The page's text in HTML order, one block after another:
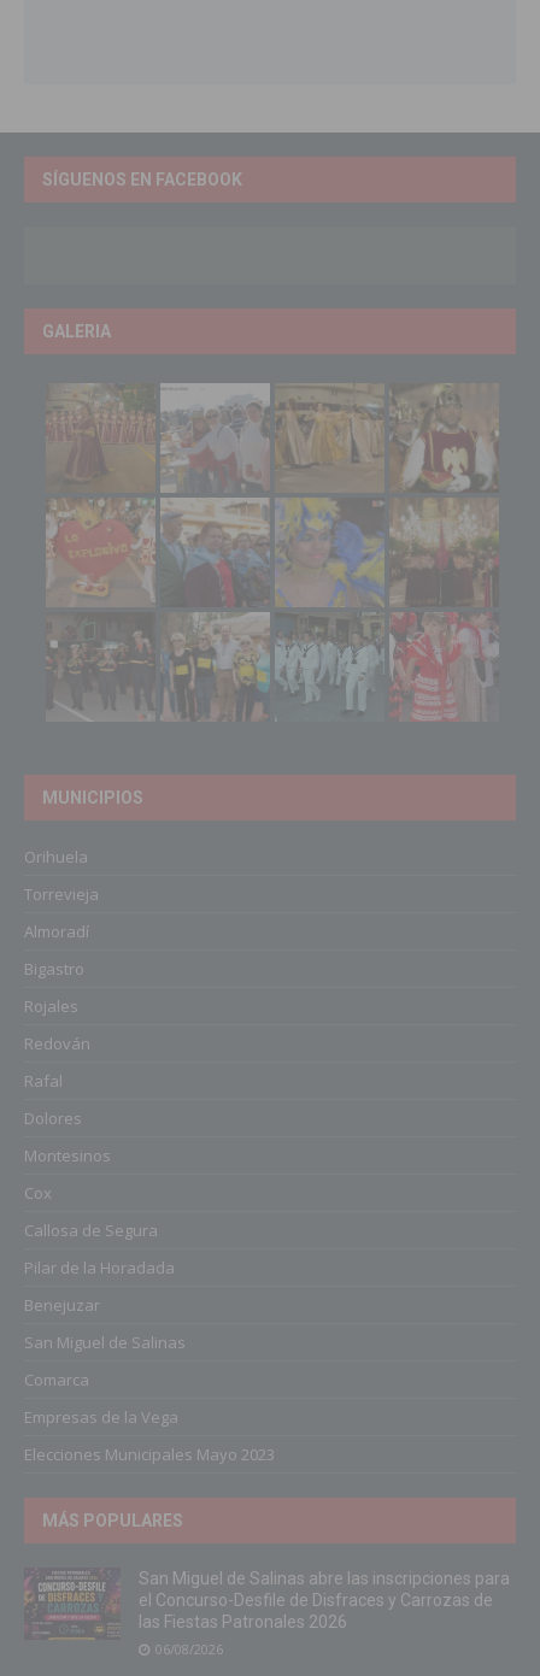
SÍGUENOS EN FACEBOOK
GALERIA
MUNICIPIOS
Orihuela
Torrevieja
Almoradí
Bigastro
Rojales
Redován
Rafal
Dolores
Montesinos
Cox
Callosa de Segura
Pilar de la Horadada
Benejuzar
San Miguel de Salinas
Comarca
Empresas de la Vega
Elecciones Municipales Mayo 2023
MÁS POPULARES
San Miguel de Salinas abre las inscripciones para
el Concurso-Desfile de Disfraces y Carrozas de
las Fiestas Patronales 2026
06/08/2026